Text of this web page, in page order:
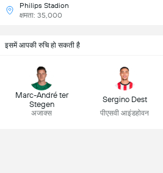
Philips Stadion
क्षमता: 35,000
इसमें आपकी रुचि हो सकती है
Marc-André ter
Stegen
अजाक्स
Sergino Dest
पीएसवी आइंडहोवन